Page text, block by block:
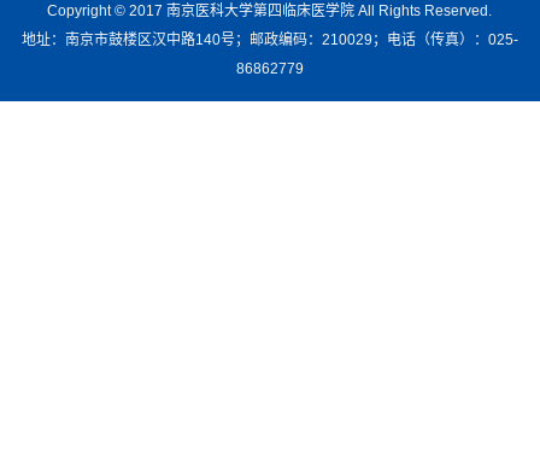
Copyright © 2017 南京医科大学第四临床医学院 All Rights Reserved.
地址：南京市鼓楼区汉中路140号；邮政编码：210029；电话（传真）：025-
86862779